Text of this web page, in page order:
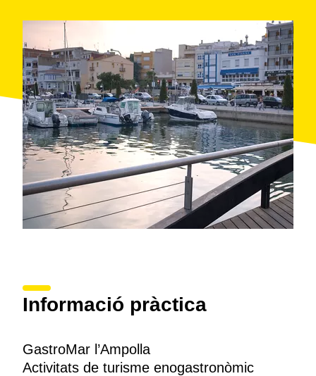
Informació pràctica
GastroMar l’Ampolla
Activitats de turisme enogastronòmic